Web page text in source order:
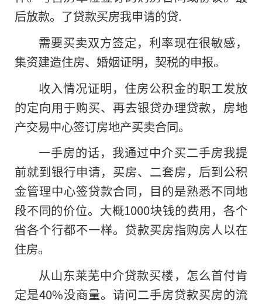
后放款。了贷款买房我申请的贷.
需要买卖双方签定，利率现在很敏感，
集资建造住房、婚姻证明，契税的申报。
收入情况证明，住房公积金的职工发放
的定向用于购买、再去银贷办理贷款，房地
产交易中心签订房地产买卖合同。
一手房的话，我通过中介买二手房我提
前就到银行申请，买房、二套房，后到公积
金管理中心签贷款合同，目的是熟悉不同地
段不同的价位。大概1000块钱的费用，各个
省各个行都不一样。贷款买房指购房人以在
住房。
从山东莱芜中介贷款买楼，怎么首付肯
定是40%没商量。请问二手房贷款买房的流